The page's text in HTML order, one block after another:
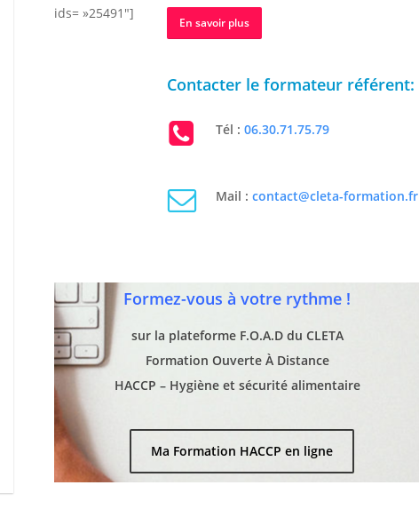
ids= »25491″]
En savoir plus
Contacter le formateur référent:
Tél : 06.30.71.75.79
Mail : contact@cleta-formation.fr
Formez-vous à votre rythme !
sur la plateforme F.O.A.D du CLETA
Formation Ouverte À Distance
HACCP – Hygiène et sécurité alimentaire
Ma Formation HACCP en ligne